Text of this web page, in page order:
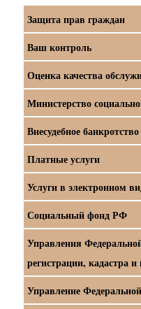
Защита прав граждан
Ваш контроль
Оценка качества
Министерство
Внесудебное банкротство
Платные услуги
Услуги в электронном
Социальный фонд РФ
Управления
регистрации, кадастра
Управление